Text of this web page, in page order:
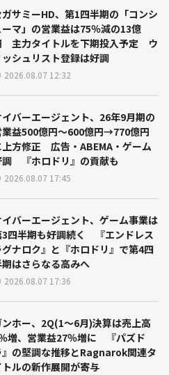
サミーHD、第1四半期の「コンシ
ーマ」の営業益は75％減の13億
主力タイトルを下期投入予定 ウ
ッシュリスト登録は好調
2026.08.07 12:32
バーエージェント、26年9月期の
業益500億円～600億円→770億円
上方修正 広告・ABEMA・ゲーム
調 『ホロドリ』の貢献も
2026.08.07 17:45
バーエージェント、ゲーム事業は
3四半期も好調続く 『エンドレス
グナロク』と『ホロドリ』で第4四
はさらなる高みへ
2026.08.07 17:36
ンホー、2Q(1～6月)決算は売上高
増、営業益27％増に 『パズド
』の堅調な推移とRagnarok関連タ
トルの新作展開が寄与